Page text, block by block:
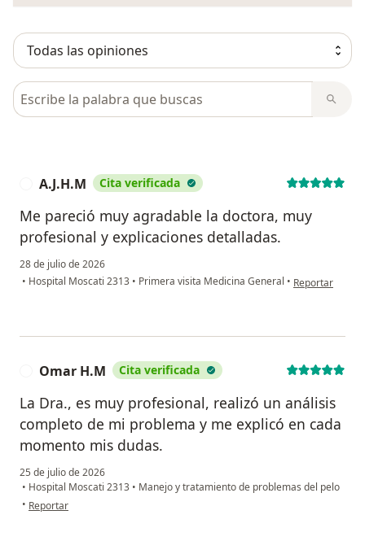
Busca en opiniones
A.J.H.M Cita verificada
Me pareció muy agradable la doctora, muy
profesional y explicaciones detalladas.
28 de julio de 2026
• Hospital Moscati 2313 • Primera visita Medicina General • en opinión del
Reportar
Omar H.M Cita verificada
La Dra., es muy profesional, realizó un análisis
completo de mi problema y me explicó en cada
momento mis dudas.
25 de julio de 2026
• Hospital Moscati 2313 • Manejo y tratamiento de problemas del pelo
• en opinión del usuario Omar H.M
Reportar